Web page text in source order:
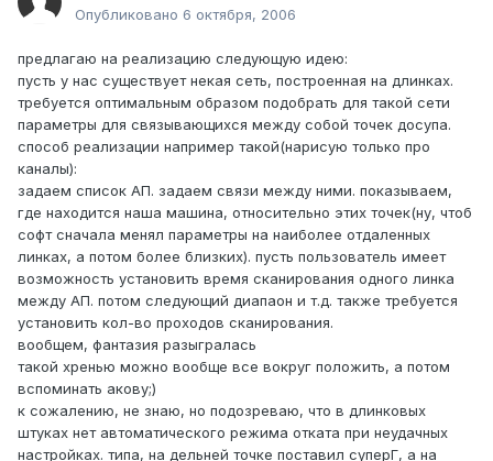
Опубликовано 6 октября, 2006
предлагаю на реализацию следующую идею:
пусть у нас существует некая сеть, построенная на длинках.
требуется оптимальным образом подобрать для такой сети
параметры для связывающихся между собой точек досупа.
способ реализации например такой(нарисую только про
каналы):
задаем список АП. задаем связи между ними. показываем,
где находится наша машина, относительно этих точек(ну, чтоб
софт сначала менял параметры на наиболее отдаленных
линках, а потом более близких). пусть пользователь имеет
возможность установить время сканирования одного линка
между АП. потом следующий диапаон и т.д. также требуется
установить кол-во проходов сканирования.
вообщем, фантазия разыгралась
такой хренью можно вообще все вокруг положить, а потом
вспоминать акову;)
к сожалению, не знаю, но подозреваю, что в длинковых
штуках нет автоматического режима отката при неудачных
настройках. типа, на дельней точке поставил суперГ, а на